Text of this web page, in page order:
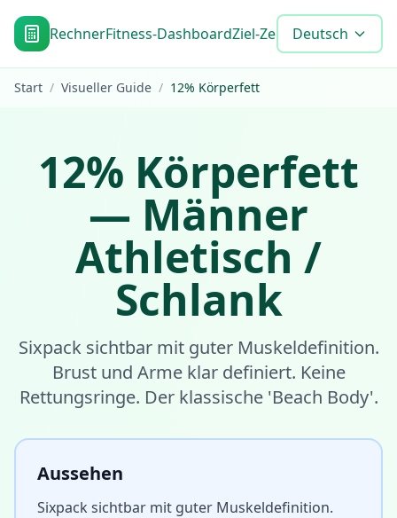
RechnerFitness-DashboardZiel-ZeitplanBlog
Deutsch
Start / Visueller Guide / 12% Körperfett
12% Körperfett
— Männer
Athletisch /
Schlank
Sixpack sichtbar mit guter Muskeldefinition.
Brust und Arme klar definiert. Keine
Rettungsringe. Der klassische 'Beach Body'.
Aussehen
Sixpack sichtbar mit guter Muskeldefinition.